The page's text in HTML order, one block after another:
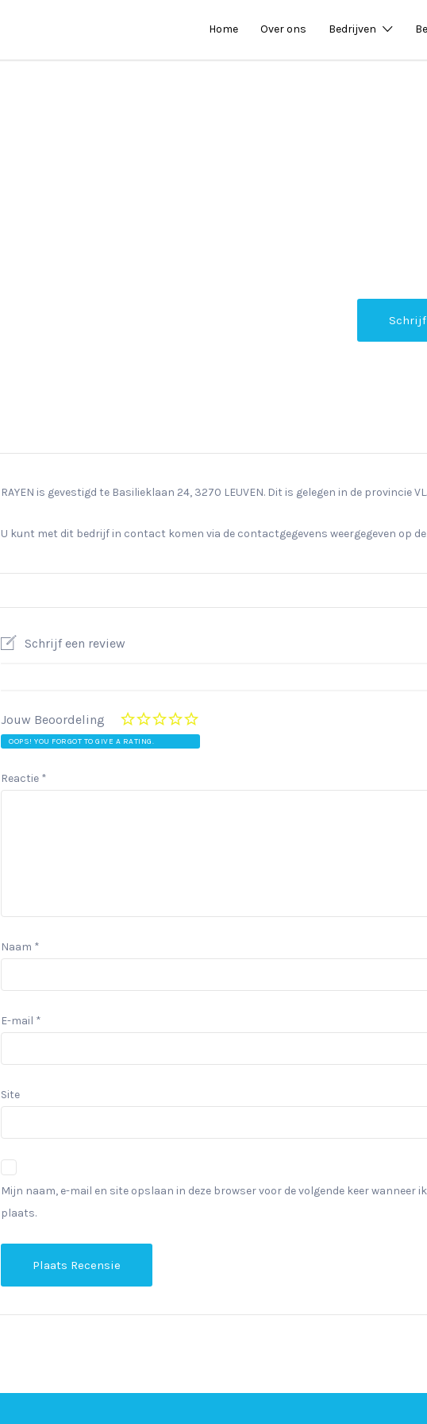
Home Over ons Bedrijven
Schrijf
RAYEN is gevestigd te Basilieklaan 24, 3270 LEUVEN. Dit is gelegen in de provincie
U kunt met dit bedrijf in contact komen via de contactgegevens weergegeven op
Schrijf een review
Jouw Beoordeling
OOPS! YOU FORGOT TO GIVE A RATING.
Reactie *
Naam *
E-mail *
Site
Mijn naam, e-mail en site opslaan in deze browser voor de volgende keer wanneer
plaats.